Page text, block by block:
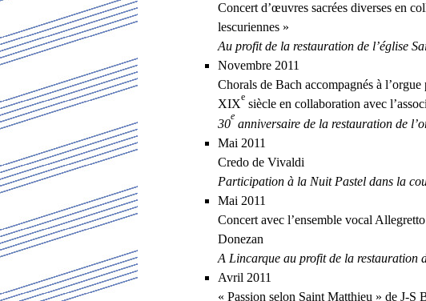
Concert d’œuvres sacrées diverses en
lescuriennes »
Au profit de la restauration de l’église
Novembre 2011
Chorals de Bach accompagnés à
XIX
e
siècle en collaboration avec
30
e
anniversaire de la restauration de
Mai 2011
Credo de Vivaldi
Participation à la Nuit Pastel dans la
Mai 2011
Concert avec l’ensemble vocal
Donezan
A Lincarque au profit de la restauration
Avril 2011
« Passion selon Saint Matthieu » de J-S